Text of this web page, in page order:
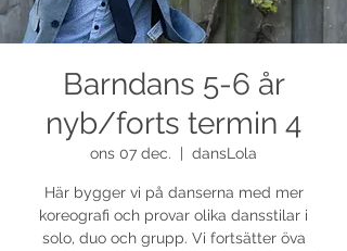
Barndans 5-6 år
nyb/forts termin 4
ons 07 dec. dansLola
Här bygger vi på danserna med mer
koreografi och provar olika dansstilar i
solo, duo och grupp. Vi fortsätter öva